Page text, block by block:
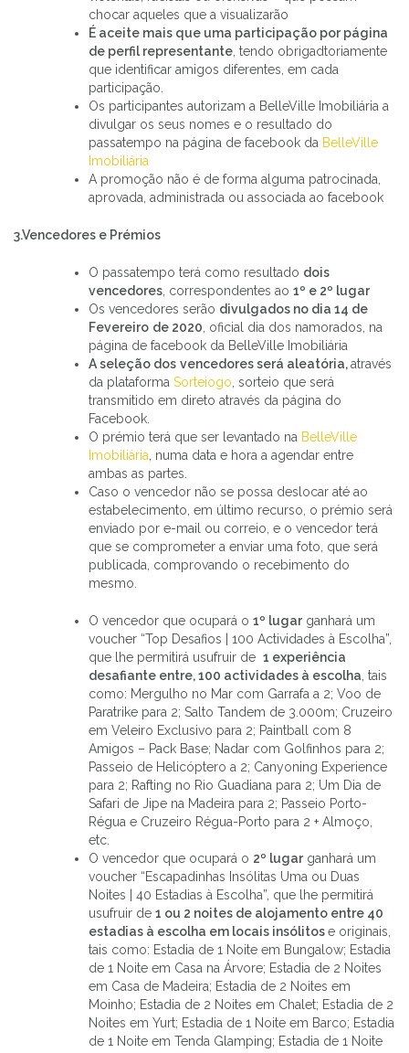
chocar aqueles que a visualizarão
É aceite mais que uma participação por página
de perfil representante , tendo obrigadtoriamente
que identificar amigos diferentes, em cada
participação.
Os participantes autorizam a BelleVille Imobiliária a
divulgar os seus nomes e o resultado do
passatempo na página de facebook da BelleVille
Imobiliária
A promoção não é de forma alguma patrocinada,
aprovada, administrada ou associada ao facebook
3.Vencedores e Prémios
O passatempo terá como resultado dois
vencedores , correspondentes ao 1º e 2º lugar
Os vencedores serão divulgados no dia 14 de
Fevereiro de 2020 , oficial dia dos namorados, na
página de facebook da BelleVille Imobiliária
A seleção dos vencedores será aleatória,através
da plataforma Sorteiogo , sorteio que será
transmitido em direto através da página do
Facebook.
O prémio terá que ser levantado na BelleVille
Imobiliária , numa data e hora a agendar entre
ambas as partes.
Caso o vencedor não se possa deslocar até ao
estabelecimento, em último recurso, o prémio será
enviado por e-mail ou correio, e o vencedor terá
que se comprometer a enviar uma foto, que será
publicada, comprovando o recebimento do
mesmo.
O vencedor que ocupará o 1º lugarganhará um
voucher “Top Desafios | 100 Actividades à Escolha”,
que lhe permitirá usufruir de 1 experiência
desafiante entre, 100 actividades à escolha , tais
como: Mergulho no Mar com Garrafa a 2; Voo de
Paratrike para 2; Salto Tandem de 3.000m; Cruzeiro
em Veleiro Exclusivo para 2; Paintball com 8
Amigos – Pack Base; Nadar com Golfinhos para 2;
Passeio de Helicóptero a 2; Canyoning Experience
para 2; Rafting no Rio Guadiana para 2; Um Dia de
Safari de Jipe na Madeira para 2; Passeio Porto-
Régua e Cruzeiro Régua-Porto para 2 + Almoço,
etc.
O vencedor que ocupará o 2º lugarganhará um
voucher “Escapadinhas Insólitas Uma ou Duas
Noites | 40 Estadias à Escolha”, que lhe permitirá
usufruir de 1 ou 2 noites de alojamento entre 40
estadias à escolha em locais insólitose originais,
tais como: Estadia de 1 Noite em Bungalow; Estadia
de 1 Noite em Casa na Árvore; Estadia de 2 Noites
em Casa de Madeira; Estadia de 2 Noites em
Moinho; Estadia de 2 Noites em Chalet; Estadia de 2
Noites em Yurt; Estadia de 1 Noite em Barco; Estadia
de 1 Noite em Tenda Glamping; Estadia de 1 Noite